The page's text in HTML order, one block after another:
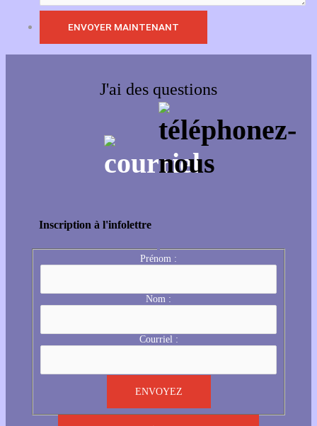
J'ai des questions
Inscription à l'infolettre
Prénom :
Nom :
Courriel :